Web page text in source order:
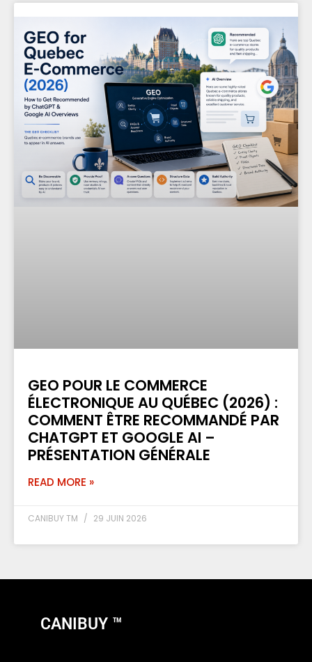
GEO POUR LE COMMERCE
ÉLECTRONIQUE AU QUÉBEC (2026) :
COMMENT ÊTRE RECOMMANDÉ PAR
CHATGPT ET GOOGLE AI –
PRÉSENTATION GÉNÉRALE
READ MORE »
CANIBUY TM 29 JUIN 2026
CANIBUY ™